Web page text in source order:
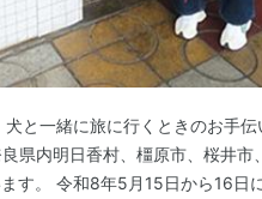
と一緒に旅に行くときのお手
県内明日香村、橿原市、桜井市
す。 令和8年5月15日から16日